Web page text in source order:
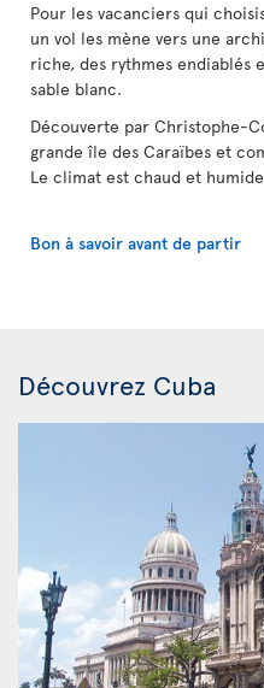
Pour les vacanciers qui
un vol les mène vers une
riche, des rythmes endiablés
sable blanc.
Découverte par Christophe-
grande île des Caraïbes et
Le climat est chaud et
Bon à savoir avant de partir
Découvrez Cuba